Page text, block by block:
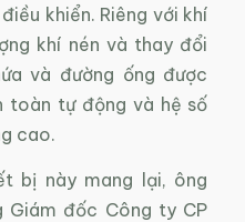
khiển. Riêng với khí
khí nén và thay đổi
và đường ống được
toàn tự động và hệ số
cao.
bị này mang lại, ông
Giám đốc Công ty CP